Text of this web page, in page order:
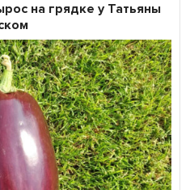
на грядке у Татьяны